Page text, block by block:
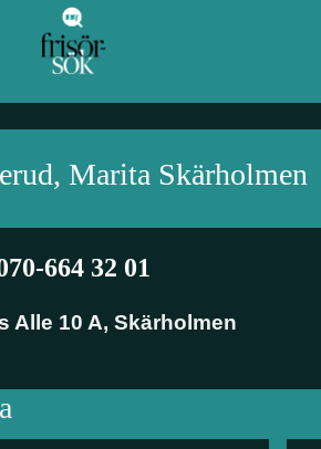
Marita Skärholmen
664 32 01
Alle 10 A, Skärholmen